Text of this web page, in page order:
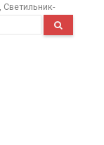
Светильник-